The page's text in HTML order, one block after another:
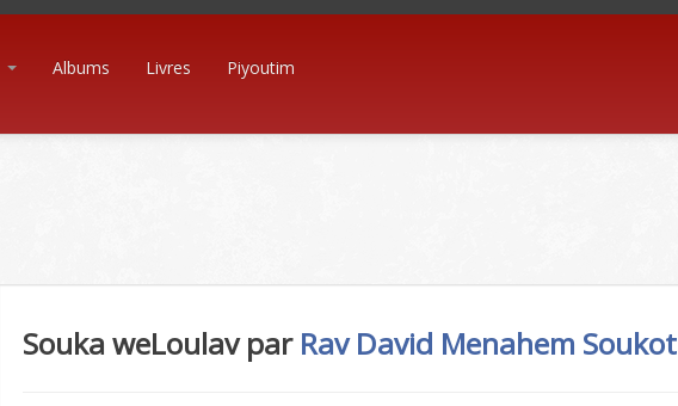
Albums Livres Piyoutim
Souka weLoulav par Rav David Menahem Soukot